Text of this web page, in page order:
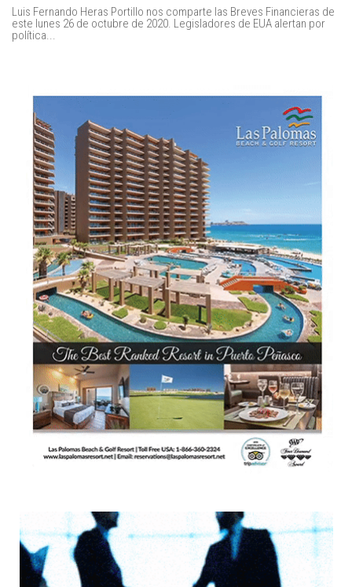
Luis Fernando Heras Portillo nos comparte las Breves Financieras de
este lunes 26 de octubre de 2020. Legisladores de EUA alertan por
política...